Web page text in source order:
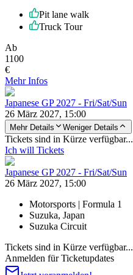
Pit lane walk
Truck Tour
Ab
1100
€
Mehr Infos
Japanese GP 2027 - Fri/Sat/Sun
26 März 2027, 15:00
Mehr Details Weniger Details
Tickets sind in Kürze verfügbar...
Ich will Tickets
Japanese GP 2027 - Fri/Sat/Sun
26 März 2027, 15:00
Motorsports | Formula 1
Suzuka, Japan
Suzuka Circuit
Tickets sind in Kürze verfügbar...
Anmelden für Ticketupdates